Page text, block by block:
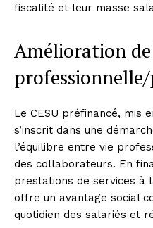
fiscalité et leur masse
Amélioration
Le CESU préfinancé, mis
s’inscrit dans une
l’équilibre entre vie
des collaborateurs. En
prestations de services à
offre un avantage social
quotidien des salariés et